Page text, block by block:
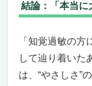
結論：「本当に
「知覚過敏の
して辿り着いた
は、“やさしさ”